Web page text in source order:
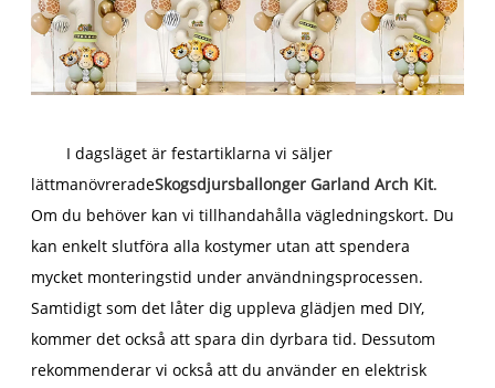
I dagsläget är festartiklarna vi säljer
lättmanövreradeSkogsdjursballonger Garland Arch Kit.
Om du behöver kan vi tillhandahålla vägledningskort. Du
kan enkelt slutföra alla kostymer utan att spendera
mycket monteringstid under användningsprocessen.
Samtidigt som det låter dig uppleva glädjen med DIY,
kommer det också att spara din dyrbara tid. Dessutom
rekommenderar vi också att du använder en elektrisk